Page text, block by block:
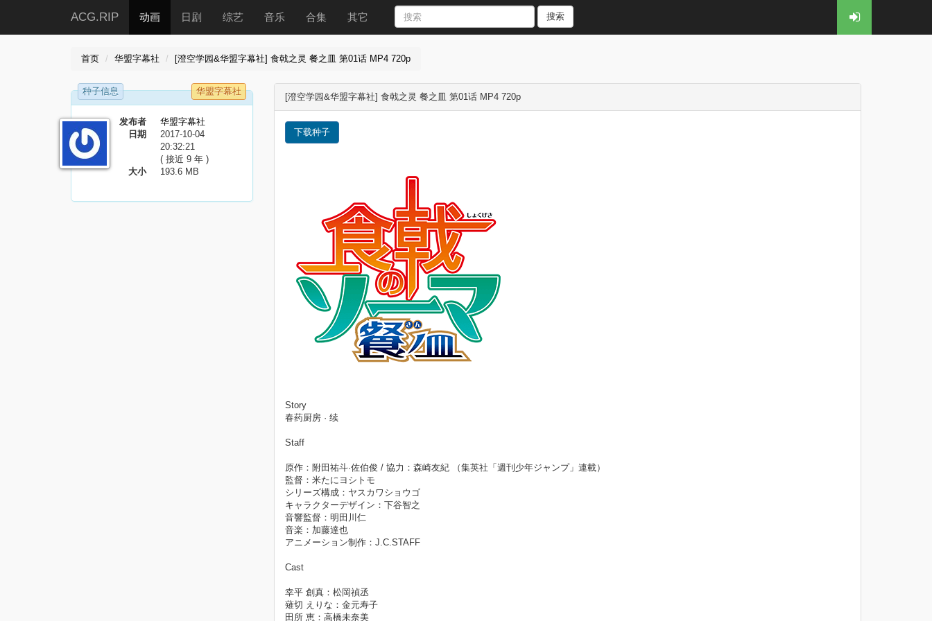
ACG.RIP 动画 日剧 综艺 音乐 合集 其它 搜索
首页 华盟字幕社 [澄空学园&华盟字幕社] 食戟之灵 餐之皿 第01话 MP4 720p
种子信息 华盟字幕社
发布者
华盟字幕社
日期
2017-10-04
20:32:21
( 接近 9 年 )
大小
193.6 MB
[澄空学园&华盟字幕社] 食戟之灵 餐之皿 第01话 MP4 720p
下载种子
Story
春药厨房 · 续
Staff
原作：附田祐斗·佐伯俊 / 協力：森崎友紀 （集英社「週刊少年ジャンプ」連載）
監督：米たにヨシトモ
シリーズ構成：ヤスカワショウゴ
キャラクターデザイン：下谷智之
音響監督：明田川仁
音楽：加藤達也
アニメーション制作：J.C.STAFF
Cast
幸平 創真：松岡禎丞
薙切 えりな：金元寿子
田所 恵：高橋未奈美